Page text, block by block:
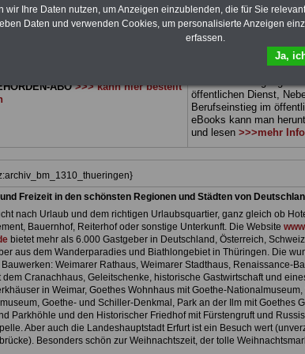
Länder) sowie Beihilferecht in Bund und
Alle drei Ratgeber sind übersichtlich
ABO>>> kann hier bestellt
können Sie zehn
herunterladen, auch für
Beamte sowie
Thüringen
geeignet:
Rund ums Geld im
Beamtenrecht,
öffentlichen Dienst,
Berufseinstieg im
eBooks kann man
und lesen >>>mehr
Freizeit in den schönsten Regionen und Städten von
nach Urlaub und dem richtigen Urlaubsquartier, ganz gleich ob
Bauernhof, Reiterhof oder sonstige Unterkunft. Die Website
bietet mehr als 6.000 Gastgeber in Deutschland, Österreich,
aus dem Wanderparadies und Biathlongebiet in Thüringen. Die
Weimarer Rathaus, Weimarer Stadthaus, Renaissance-
dem Cranachhaus, Geleitschenke, historische Gastwirtschaft und
in Weimar, Goethes Wohnhaus mit Goethe-
Goethe- und Schiller-Denkmal, Park an der Ilm mit Goethes
Parkhöhle und den Historischer Friedhof mit Fürstengruft und
Aber auch die Landeshauptstadt Erfurt ist ein Besuch wert
Besonders schön zur Weihnachtszeit, der tolle
wir Ihre Daten nutzen, um Anzeigen einzublenden, die für Sie
Daten und verwenden Cookies, um personalisierte Anzeigen
erfassen.
Ja,